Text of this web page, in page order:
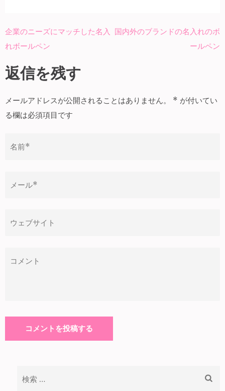
投
ナ
ビ
ゲ
ー
ョ
企業のニーズにマッチした名入
れボールペン
国内外のブランドの名入れのボ
ールペン
返信を残す
メールアドレスが公開されることはありません。 * が付いてい
る欄は必須項目です